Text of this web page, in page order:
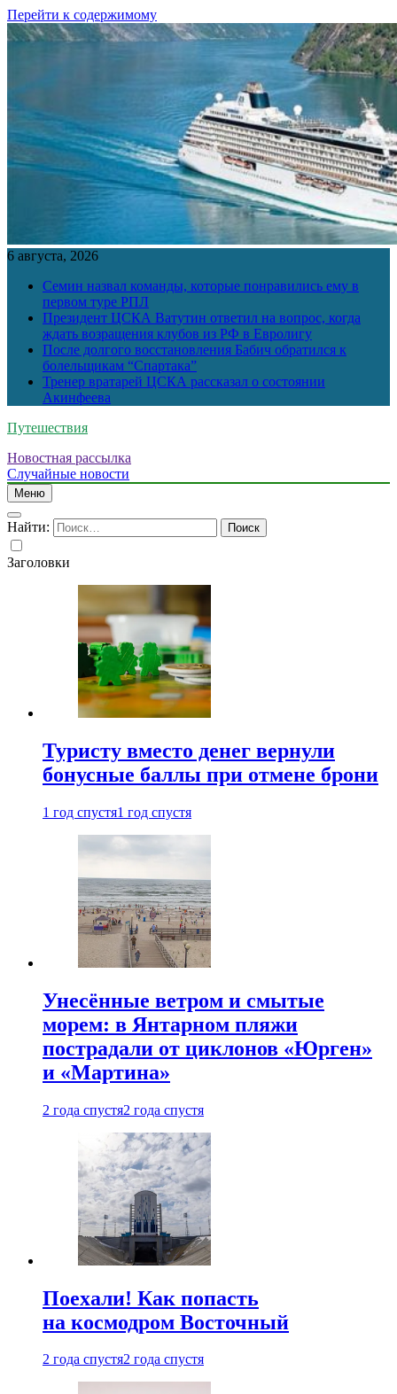
Перейти к содержимому
6 августа, 2026
Семин назвал команды, которые понравились ему в
первом туре РПЛ
Президент ЦСКА Ватутин ответил на вопрос, когда
ждать возращения клубов из РФ в Евролигу
После долгого восстановления Бабич обратился к
болельщикам “Спартака”
Тренер вратарей ЦСКА рассказал о состоянии
Акинфеева
Путешествия
Новостная рассылка
Случайные новости
Меню
Найти:
Заголовки
Туристу вместо денег вернули
бонусные баллы при отмене брони
1 год спустя1 год спустя
Унесённые ветром и смытые
морем: в Янтарном пляжи
пострадали от циклонов «Юрген»
и «Мартина»
2 года спустя2 года спустя
Поехали! Как попасть
на космодром Восточный
2 года спустя2 года спустя